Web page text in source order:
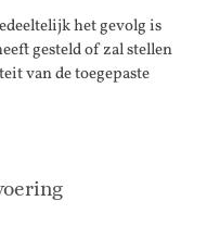
het gevolg is
gesteld of zal stellen
van de toegepaste